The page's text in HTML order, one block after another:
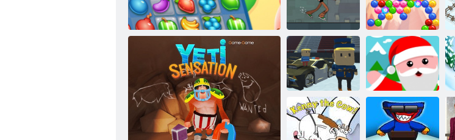
Fruita Crush
Crazy Birds 2
Zombie non
possono saltare
Ben 10 di
correre
sotterraneo
Sparabolle
online
Salto di salto di
Kogama!!
Babbo Natale